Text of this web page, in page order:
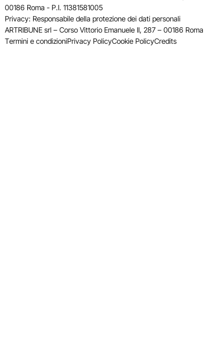
00186 Roma - P.I. 11381581005
Privacy: Responsabile della protezione dei dati personali
ARTRIBUNE srl – Corso Vittorio Emanuele II, 287 – 00186 Roma
Termini e condizioniPrivacy PolicyCookie PolicyCredits